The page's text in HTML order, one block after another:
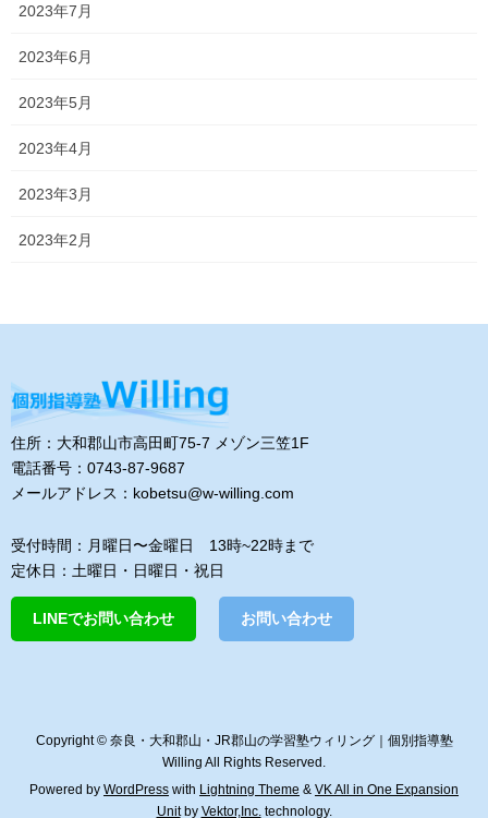
2023年7月
2023年6月
2023年5月
2023年4月
2023年3月
2023年2月
住所：大和郡山市高田町75-7 メゾン三笠1F
電話番号：0743-87-9687
メールアドレス：kobetsu@w-willing.com
受付時間：月曜日〜金曜日 13時~22時まで
定休日：土曜日・日曜日・祝日
LINEでお問い合わせ お問い合わせ
Copyright © 奈良・大和郡山・JR郡山の学習塾ウィリング｜個別指導塾
Willing All Rights Reserved.
Powered by WordPress with Lightning Theme & VK All in One Expansion
Unitby Vektor,Inc.technology.